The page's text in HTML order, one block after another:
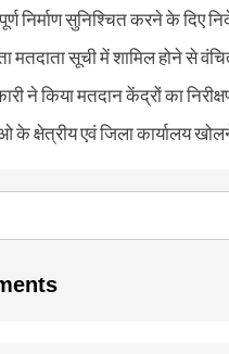
निर्माण सुनिश्चित करने के दिए
मतदाता सूची में शामिल होने से
ने किया मतदान केंद्रों का
के क्षेत्रीय एवं जिला कार्यालय